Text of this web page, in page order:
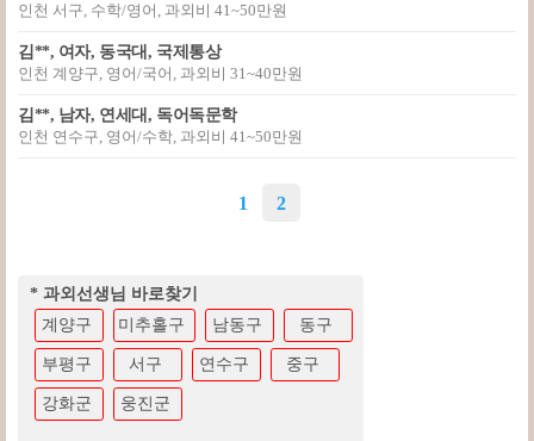
인천 서구, 수학/영어, 과외비 41~50만원
김**, 여자, 동국대, 국제통상
인천 계양구, 영어/국어, 과외비 31~40만원
김**, 남자, 연세대, 독어독문학
인천 연수구, 영어/수학, 과외비 41~50만원
1 2
* 과외선생님 바로찾기
계양구
미추홀구 남동구 동구
부평구 서구 연수구 중구
강화군 웅진군